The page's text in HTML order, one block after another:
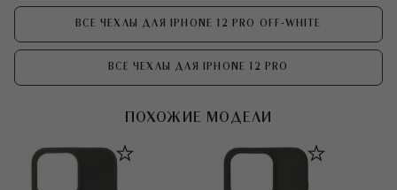
ВСЕ ЧЕХЛЫ ДЛЯ IPHONE 12 PRO OFF-WHITE
ВСЕ ЧЕХЛЫ ДЛЯ IPHONE 12 PRO
ПОХОЖИЕ МОДЕЛИ